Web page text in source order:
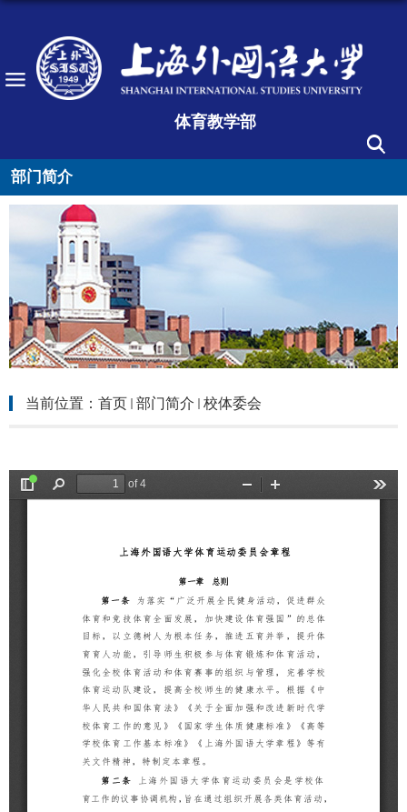
体育教学部
部门简介
当前位置： 首页 部门简介 校体委会